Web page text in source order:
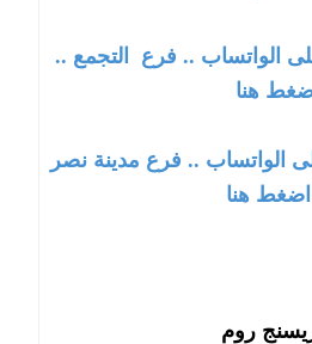
الواتساب .. فرع التجمع ..
هنا
الواتساب .. فرع مدينة نصر
هنا
روم